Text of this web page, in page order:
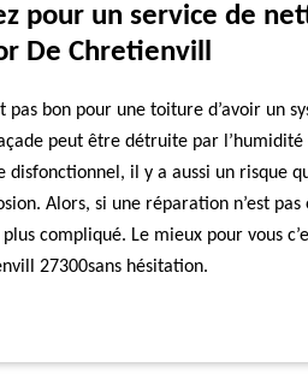
pour un service de
De Chretienvill
pas bon pour une toiture d’avoir un
peut être détruite par l’humidité
disfonctionnel, il y a aussi un risque
Alors, si une réparation n’est
compliqué. Le mieux pour vous
27300sans hésitation.